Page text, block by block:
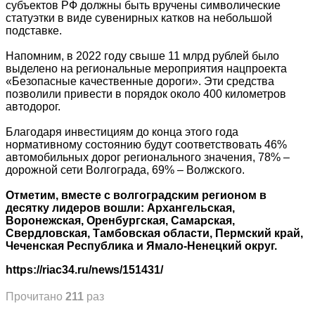
субъектов РФ должны быть вручены символические
статуэтки в виде сувенирных катков на небольшой
подставке.
Напомним, в 2022 году свыше 11 млрд рублей было
выделено на региональные мероприятия нацпроекта
«Безопасные качественные дороги». Эти средства
позволили привести в порядок около 400 километров
автодорог.
Благодаря инвестициям до конца этого года
нормативному состоянию будут соответствовать 46%
автомобильных дорог регионального значения, 78% –
дорожной сети Волгограда, 69% – Волжского.
Отметим, вместе с волгоградским регионом в
десятку лидеров вошли: Архангельская,
Воронежская, Оренбургская, Самарская,
Свердловская, Тамбовская области, Пермский край,
Чеченская Республика и Ямало-Ненецкий округ.
https://riac34.ru/news/151431/
Прочитано 211 раз